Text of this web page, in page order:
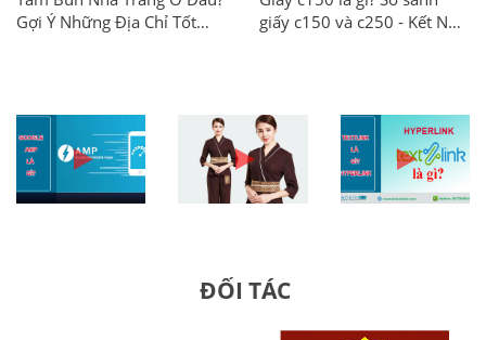
NHẤT
Gợi Ý Những Địa Chỉ Tốt
giấy c150 và c250 - Kết Nối
ĐỐI TÁC